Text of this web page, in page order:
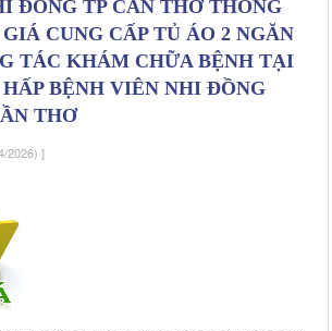
ĐỒNG TP CẦN THƠ THÔNG
CUNG CẤP TỦ ÁO 2 NGĂN
TÁC KHÁM CHỮA BỆNH TẠI
BỆNH VIÊN NHI ĐỒNG
THƠ
2026) ]